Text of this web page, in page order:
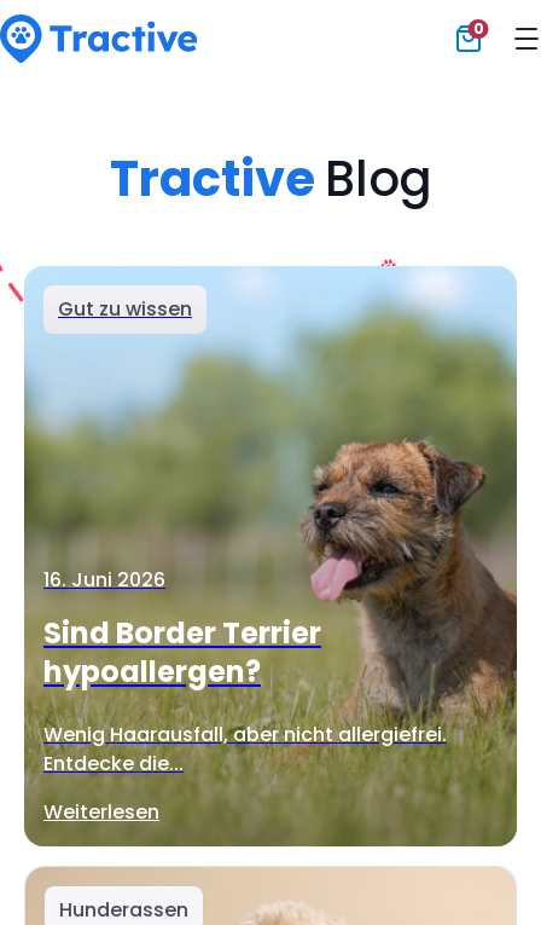
0
Tractive Blog
Gut zu wissen
16. Juni 2026
Sind Border Terrier
hypoallergen?
Wenig Haarausfall, aber nicht allergiefrei.
Entdecke die...
Weiterlesen
Hunderassen